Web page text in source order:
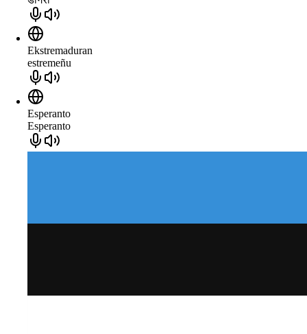
Ekstremaduran
estremeñu
Esperanto
Esperanto